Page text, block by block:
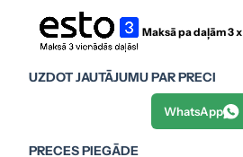
Maksā pa daļām 3 x
UZDOT JAUTĀJUMU PAR PRECI
WhatsApp
PRECES PIEGĀDE